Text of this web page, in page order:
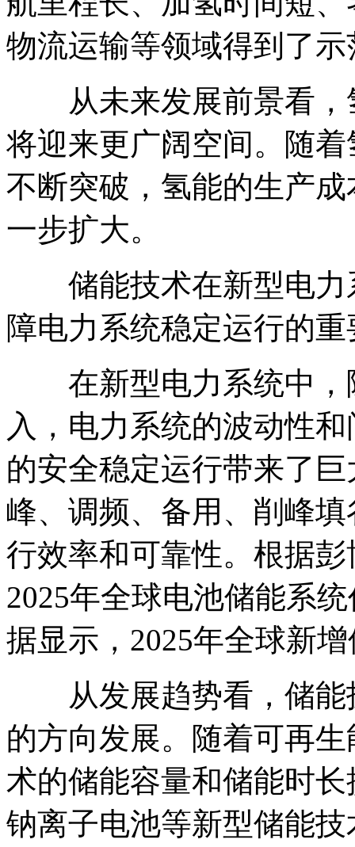
物流运输等领域得到了
从未来发展前景看，
将迎来更广阔空间。随
不断突破，氢能的生产
一步扩大。
储能技术在新型电力
障电力系统稳定运行的
在新型电力系统中，
入，电力系统的波动性
的安全稳定运行带来了
峰、调频、备用、削峰
行效率和可靠性。根据
2025年全球电池储能系
据显示，2025年全球新
从发展趋势看，储能
的方向发展。随着可再
术的储能容量和储能时
钠离子电池等新型储能